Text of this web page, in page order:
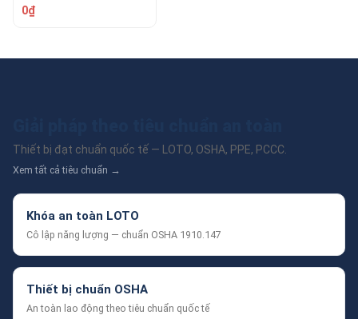
0₫
Thiết bị đạt chuẩn quốc tế — LOTO, OSHA, PPE, PCCC.
Xem tất cả tiêu chuẩn →
Khóa an toàn LOTO
Cô lập năng lượng — chuẩn OSHA 1910.147
Thiết bị chuẩn OSHA
An toàn lao động theo tiêu chuẩn quốc tế